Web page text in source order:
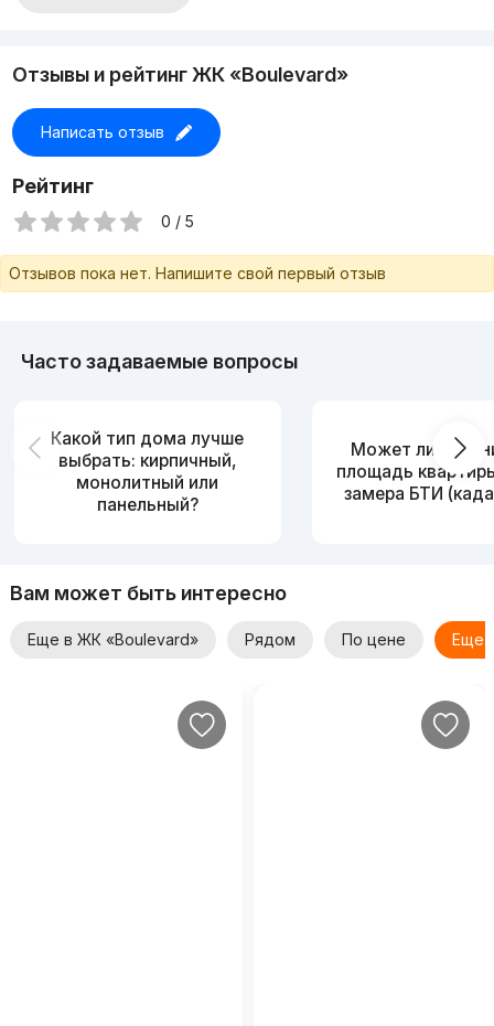
Отзывы и рейтинг ЖК «Boulevard»
Написать отзыв
Рейтинг
0 / 5
Отзывов пока нет. Напишите свой первый отзыв
Часто задаваемые вопросы
Какой тип дома лучше
выбрать: кирпичный,
монолитный или
панельный?
Может ли
площадь
замера БТИ
Вам может быть интересно
Еще в ЖК «Boulevard» Рядом По цене Еще